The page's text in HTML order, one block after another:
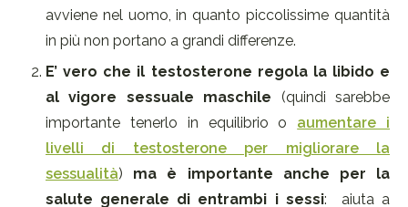
avviene nel uomo, in quanto piccolissime quantità
in più non portano a grandi differenze.
E’ vero che il testosterone regola la libido e
al vigore sessuale maschile (quindi sarebbe
importante tenerlo in equilibrio o aumentare i
livelli di testosterone per migliorare la
sessualità) ma è importante anche per la
salute generale di entrambi i sessi: aiuta a